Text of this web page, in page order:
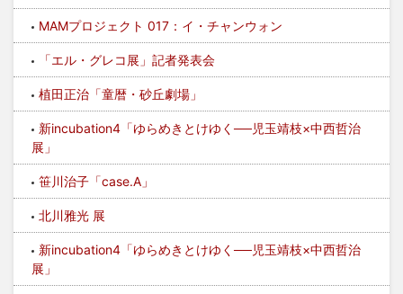
MAMプロジェクト 017：イ・チャンウォン
「エル・グレコ展」記者発表会
植田正治「童暦・砂丘劇場」
新incubation4「ゆらめきとけゆく──児玉靖枝×中西哲治
展」
笹川治子「case.A」
北川雅光 展
新incubation4「ゆらめきとけゆく──児玉靖枝×中西哲治
展」